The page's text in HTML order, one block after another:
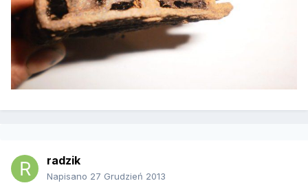
radzik
Napisano 27 Grudzień 2013